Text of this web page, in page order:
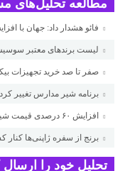
مطالعه تحلیل‌های
فائو هشدار داد: جهان با
لیست برندهای معتبر
صفر تا صد خرید تجهیزات
برنامه شیر مدارس تغییر کرد
افزایش ۶۰ درصدی قیمت شیرینی و شکلات در راه است
برنج از سفره ژاپنی‌ها کنار
تحلیل خود را ارسال